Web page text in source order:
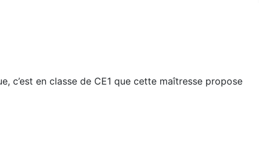
c’est en classe de CE1 que cette maîtresse propose